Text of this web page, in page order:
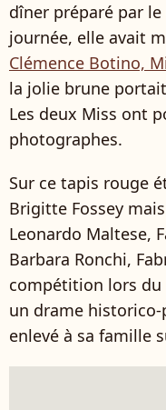
dîner préparé par
journée, elle avait
Clémence Botino,
la jolie brune
Les deux Miss ont
photographes.
Sur ce tapis rouge
Brigitte Fossey
Leonardo Maltese,
Barbara Ronchi,
compétition lors du
un drame
enlevé à sa famille